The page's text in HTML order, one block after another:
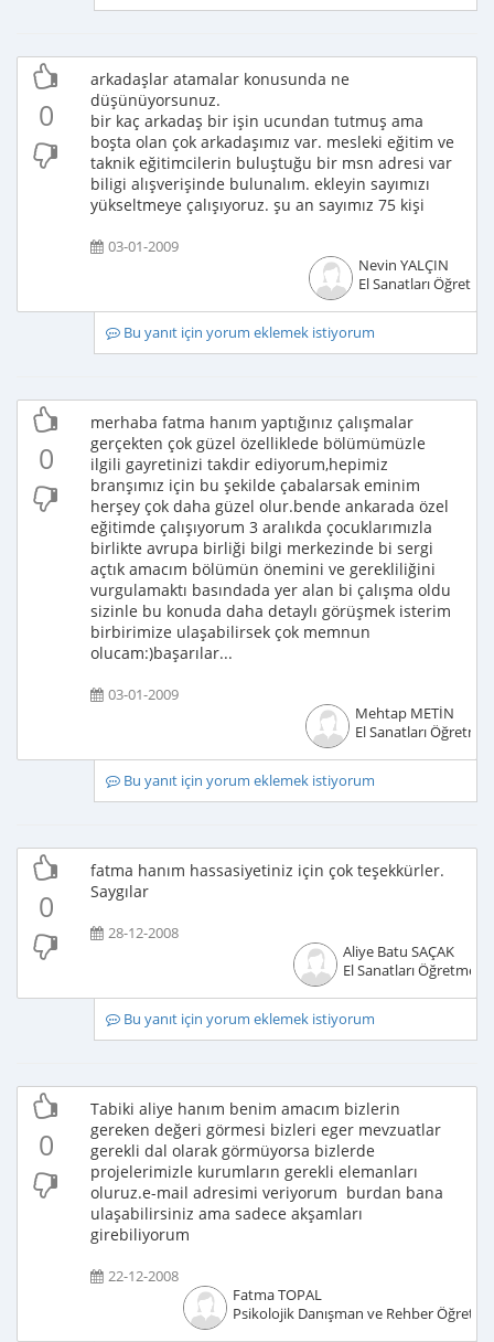
0
arkadaşlar atamalar konusunda ne
düşünüyorsunuz.
bir kaç arkadaş bir işin ucundan tutmuş ama
boşta olan çok arkadaşımız var. mesleki eğitim ve
taknik eğitimcilerin buluştuğu bir msn adresi var
biligi alışverişinde bulunalım. ekleyin sayımızı
yükseltmeye çalışıyoruz. şu an sayımız 75 kişi
03-01-2009
Nevin YALÇIN
El Sanatları
Bu yanıt için yorum eklemek istiyorum
0
merhaba fatma hanım yaptığınız çalışmalar
gerçekten çok güzel özelliklede bölümümüzle
ilgili gayretinizi takdir ediyorum,hepimiz
branşımız için bu şekilde çabalarsak eminim
herşey çok daha güzel olur.bende ankarada özel
eğitimde çalışıyorum 3 aralıkda çocuklarımızla
birlikte avrupa birliği bilgi merkezinde bi sergi
açtık amacım bölümün önemini ve gerekliliğini
vurgulamaktı basındada yer alan bi çalışma oldu
sizinle bu konuda daha detaylı görüşmek isterim
birbirimize ulaşabilirsek çok memnun
olucam:)başarılar...
03-01-2009
Mehtap METİN
El Sanatları
Bu yanıt için yorum eklemek istiyorum
0
fatma hanım hassasiyetiniz için çok teşekkürler.
Saygılar
28-12-2008
Aliye Batu SAÇAK
El Sanatları Öğretmeni
Bu yanıt için yorum eklemek istiyorum
0
Tabiki aliye hanım benim amacım bizlerin
gereken değeri görmesi bizleri eger mevzuatlar
gerekli dal olarak görmüyorsa bizlerde
projelerimizle kurumların gerekli elemanları
oluruz.e-mail adresimi veriyorum burdan bana
ulaşabilirsiniz ama sadece akşamları
girebiliyorum
22-12-2008
Fatma TOPAL
Psikolojik Danışman ve Rehber